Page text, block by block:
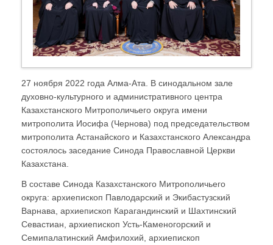
27 ноября 2022 года Алма-Ата. В синодальном зале
духовно-культурного и административного центра
Казахстанского Митрополичьего округа имени
митрополита Иосифа (Чернова) под председательством
митрополита Астанайского и Казахстанского Александра
состоялось заседание Синода Православной Церкви
Казахстана.
В составе Синода Казахстанского Митрополичьего
округа: архиепископ Павлодарский и Экибастузский
Варнава, архиепископ Карагандинский и Шахтинский
Севастиан, архиепископ Усть-Каменогорский и
Семипалатинский Амфилохий, архиепископ